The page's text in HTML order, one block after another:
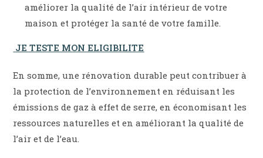
améliorer la qualité de l’air intérieur de votre
maison et protéger la santé de votre famille.
JE TESTE MON ELIGIBILITE
En somme, une rénovation durable peut contribuer à
la protection de l’environnement en réduisant les
émissions de gaz à effet de serre, en économisant les
ressources naturelles et en améliorant la qualité de
l’air et de l’eau.